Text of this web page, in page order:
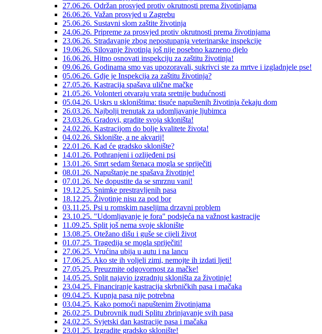
27.06.26. Održan prosvjed protiv okrutnosti prema životinjama
26.06.26. Važan prosvjed u Zagrebu
25.06.26. Sustavni slom zaštite životinja
24.06.26. Pripreme za prosvjed protiv okrutnosti prema životinjama
23.06.26. Stradavanje zbog nepostupanja veterinarske inspekcije
19.06.26. Silovanje životinja još nije posebno kazneno djelo
16.06.26. Hitno osnovati inspekciju za zaštitu životinja!
09.06.26. Godinama smo vas upozoravali, sukrivci ste za mrtve i izgladnjele pse!
05.06.26. Gdje je Inspekcija za zaštitu životinja?
27.05.26. Kastracija spašava ulične mačke
21.05.26. Volonteri otvaraju vrata sretnije budućnosti
05.04.26. Uskrs u skloništima: tisuće napuštenih životinja čekaju dom
26.03.26. Najbolji trenutak za udomljavanje ljubimca
23.03.26. Gradovi, gradite svoja skloništa!
24.02.26. Kastracijom do bolje kvalitete života!
04.02.26. Sklonište, a ne akvarij!
22.01.26. Kad će gradsko sklonište?
14.01.26. Pothranjeni i ozlijeđeni psi
13.01.26. Smrt sedam štenaca mogla se spriječiti
08.01.26. Napuštanje ne spašava životinje!
07.01.26. Ne dopustite da se smrznu vani!
19.12.25. Snimke prestravljenih pasa
18.12.25. Životinje nisu za pod bor
03.11.25. Psi u romskim naseljima drzavni problem
23.10.25. "Udomljavanje je fora" podsjeća na važnost kastracije
11.09.25. Split još nema svoje sklonište
13.08.25. Otežano dišu i guše se cijeli život
01.07.25. Tragedija se mogla spriječiti!
27.06.25. Vrućina ubija u autu i na lancu
17.06.25. Ako ste ih voljeli zimi, nemojte ih izdati ljeti!
27.05.25. Preuzmite odgovornost za mačke!
14.05.25. Split najavio izgradnju skloništa za životinje!
23.04.25. Financiranje kastracija skrbničkih pasa i mačaka
09.04.25. Kupnja pasa nije potrebna
03.04.25. Kako pomoći napuštenim životinjama
26.02.25. Dubrovnik nudi Splitu zbrinjavanje svih pasa
24.02.25. Svjetski dan kastracije pasa i mačaka
23.01.25. Izgradite gradsko sklonište!